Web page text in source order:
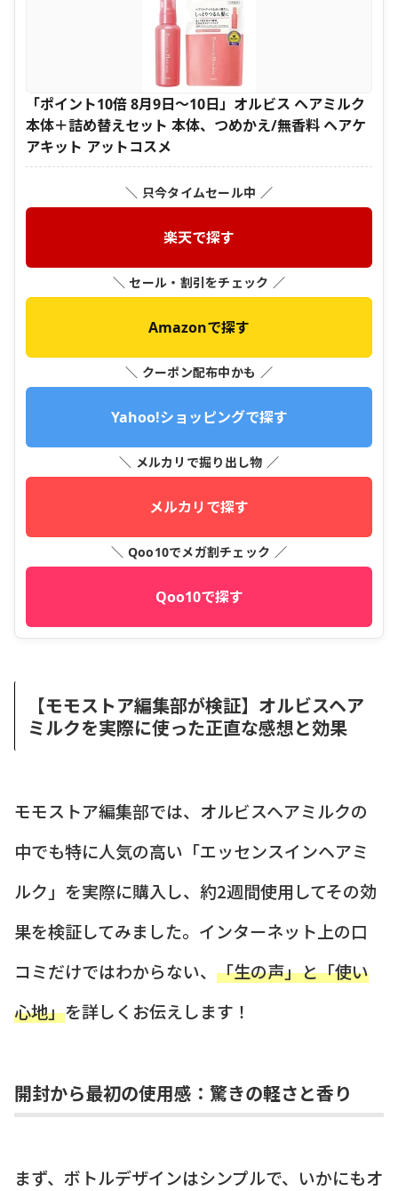
「ポイント10倍 8月9日〜10日」オルビス ヘアミルク
本体＋詰め替えセット 本体、つめかえ/無香料 ヘアケ
アキット アットコスメ
＼ 只今タイムセール中 ／
楽天で探す
＼ セール・割引をチェック ／
Amazonで探す
＼ クーポン配布中かも ／
Yahoo!ショッピングで探す
＼ メルカリで掘り出し物 ／
メルカリで探す
＼ Qoo10でメガ割チェック ／
Qoo10で探す
【モモストア編集部が検証】オルビスヘア
ミルクを実際に使った正直な感想と効果
モモストア編集部では、オルビスヘアミルクの
中でも特に人気の高い「エッセンスインヘアミ
ルク」を実際に購入し、約2週間使用してその効
果を検証してみました。インターネット上の口
コミだけではわからない、 「生の声」と「使い
心地」を詳しくお伝えします！
開封から最初の使用感：驚きの軽さと香り
まず、ボトルデザインはシンプルで、いかにもオ